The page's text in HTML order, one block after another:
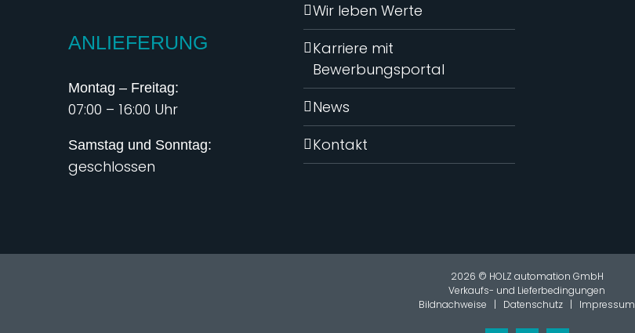
ANLIEFERUNG
Montag – Freitag:
07:00 – 16:00 Uhr
Samstag und Sonntag:
geschlossen
Wir leben Werte
Karriere mit
Bewerbungsportal
News
Kontakt
2026 © HOLZ automation GmbH
Verkaufs- und Lieferbedingungen
Bildnachweise | Datenschutz | Impressum